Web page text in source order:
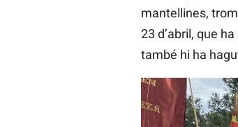
mantellines,
23 d’abril, que
també hi ha